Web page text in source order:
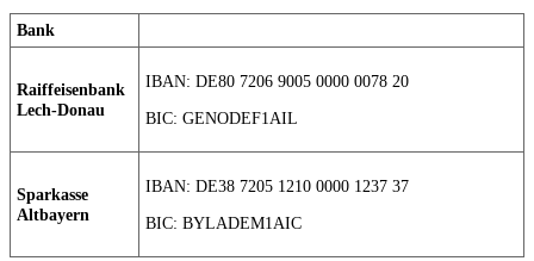
Bank
Raiffeisenbank
Lech-Donau
IBAN: DE80 7206 9005 0000 0078 20
BIC: GENODEF1AIL
Sparkasse
Altbayern
IBAN: DE38 7205 1210 0000 1237 37
BIC: BYLADEM1AIC